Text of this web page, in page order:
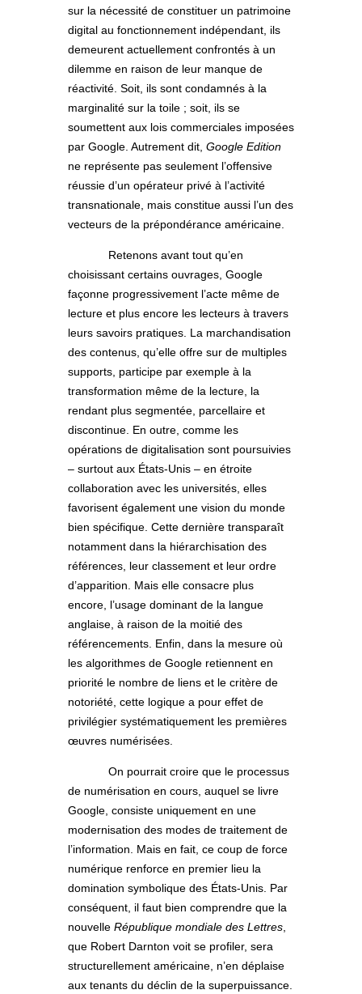
sur la nécessité de constituer un patrimoine
digital au fonctionnement indépendant, ils
demeurent actuellement confrontés à un
dilemme en raison de leur manque de
réactivité. Soit, ils sont condamnés à la
marginalité sur la toile ; soit, ils se
soumettent aux lois commerciales imposées
par Google. Autrement dit, Google Edition
ne représente pas seulement l’offensive
réussie d’un opérateur privé à l’activité
transnationale, mais constitue aussi l’un des
vecteurs de la prépondérance américaine.
Retenons avant tout qu’en
choisissant certains ouvrages, Google
façonne progressivement l’acte même de
lecture et plus encore les lecteurs à travers
leurs savoirs pratiques. La marchandisation
des contenus, qu’elle offre sur de multiples
supports, participe par exemple à la
transformation même de la lecture, la
rendant plus segmentée, parcellaire et
discontinue. En outre, comme les
opérations de digitalisation sont poursuivies
– surtout aux États-Unis – en étroite
collaboration avec les universités, elles
favorisent également une vision du monde
bien spécifique. Cette dernière transparaît
notamment dans la hiérarchisation des
références, leur classement et leur ordre
d’apparition. Mais elle consacre plus
encore, l’usage dominant de la langue
anglaise, à raison de la moitié des
référencements. Enfin, dans la mesure où
les algorithmes de Google retiennent en
priorité le nombre de liens et le critère de
notoriété, cette logique a pour effet de
privilégier systématiquement les premières
œuvres numérisées.
On pourrait croire que le processus
de numérisation en cours, auquel se livre
Google, consiste uniquement en une
modernisation des modes de traitement de
l’information. Mais en fait, ce coup de force
numérique renforce en premier lieu la
domination symbolique des États-Unis. Par
conséquent, il faut bien comprendre que la
nouvelle République mondiale des Lettres
que Robert Darnton voit se profiler, sera
structurellement américaine, n’en déplaise
aux tenants du déclin de la superpuissance.